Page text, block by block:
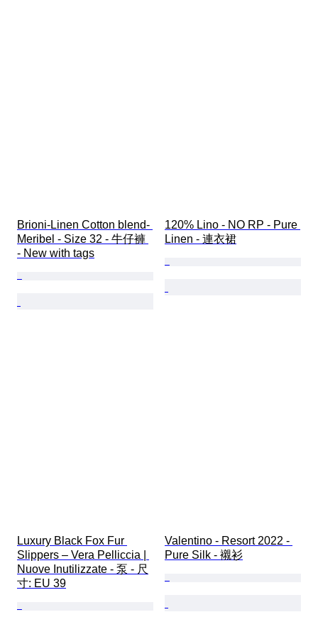
Brioni-Linen Cotton blend-
Meribel - Size 32 - 牛仔褲
- New with tags
120% Lino - NO RP - Pure
Linen - 連衣裙
Luxury Black Fox Fur
Slippers – Vera Pelliccia |
Nuove Inutilizzate - 泵 - 尺
寸: EU 39
Valentino - Resort 2022 -
Pure Silk - 襯衫